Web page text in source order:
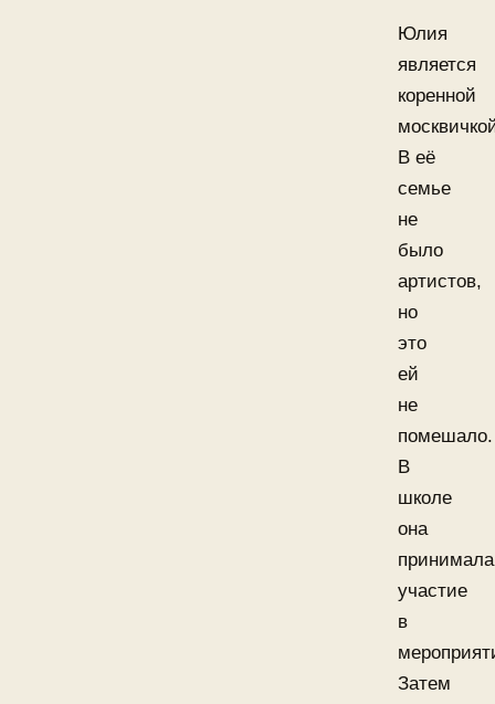
Юлия
является
коренной
В её
семье
не
было
артистов,
но
это
ей
не
помешало.
В
школе
она
принимала
участие
в
Затем